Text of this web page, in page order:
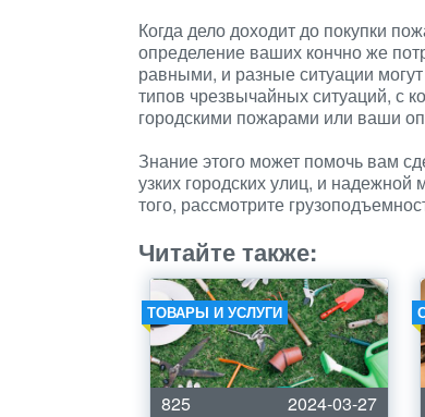
Когда дело доходит до покупки
определение ваших кончно же
равными, и разные ситуации
типов чрезвычайных ситуаций, с
городскими пожарами или ваши
Знание этого может помочь вам
узких городских улиц, и
того, рассмотрите
Читайте также:
ТОВАРЫ И УСЛУГИ
825
2024-03-27